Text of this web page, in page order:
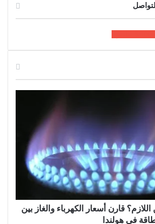
قارن أسعار الكهرباء والغاز بين
في هولندا